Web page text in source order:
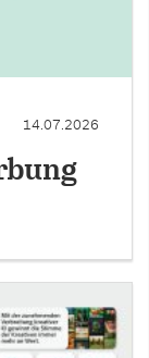
14.07.2026